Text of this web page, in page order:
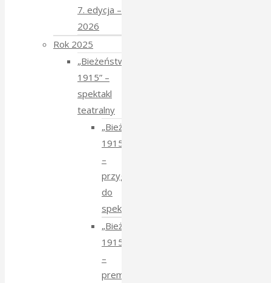
7. edycja –
2026
Rok 2025
„Bieżeństwo
1915” –
spektakl
teatralny
„Bieżeństwo
1915”
–
przygotowania
do
spektaklu
„Bieżeństwo
1915”
–
premiera